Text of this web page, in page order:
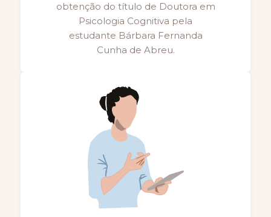
obtenção do título de Doutora em
Psicologia Cognitiva pela
estudante Bárbara Fernanda
Cunha de Abreu.